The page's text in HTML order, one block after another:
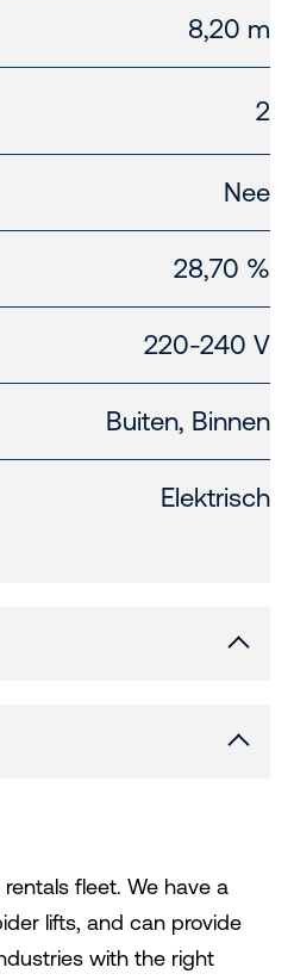
8,20 m
2
Nee
28,70 %
220-240 V
Buiten, Binnen
Elektrisch
fleet. We have a
lifts, and can provide
with the right